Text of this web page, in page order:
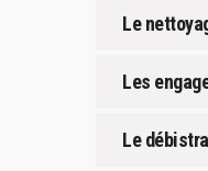
Le
Les
Le